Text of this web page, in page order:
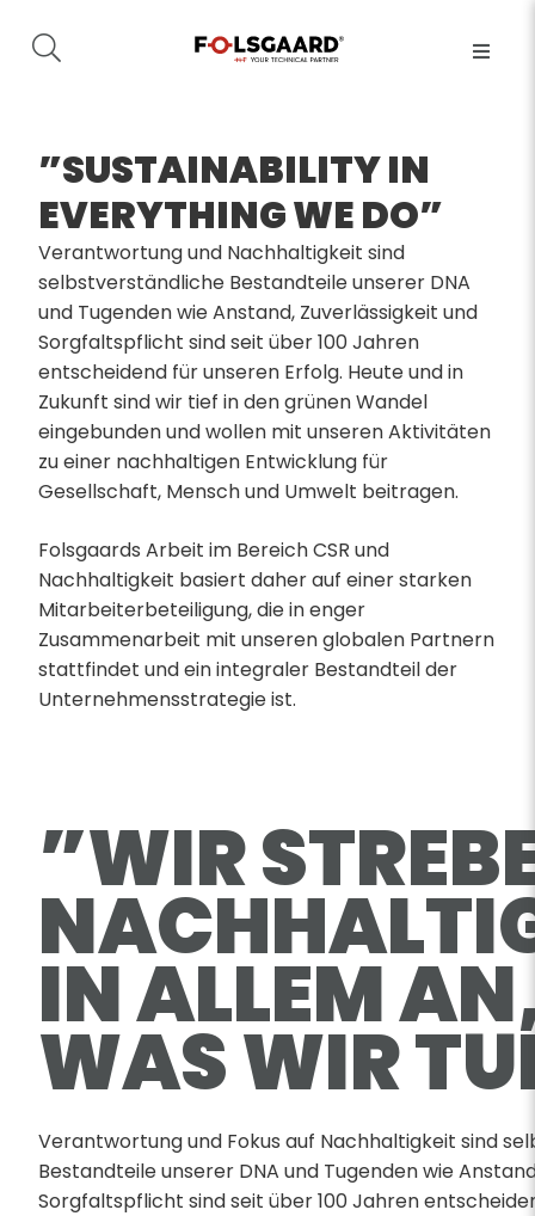
”SUSTAINABILITY IN
EVERYTHING WE DO”
Verantwortung und Nachhaltigkeit sind
selbstverständliche Bestandteile unserer DNA
und Tugenden wie Anstand, Zuverlässigkeit und
Sorgfaltspflicht sind seit über 100 Jahren
entscheidend für unseren Erfolg. Heute und in
Zukunft sind wir tief in den grünen Wandel
eingebunden und wollen mit unseren Aktivitäten
zu einer nachhaltigen Entwicklung für
Gesellschaft, Mensch und Umwelt beitragen.
Folsgaards Arbeit im Bereich CSR und
Nachhaltigkeit basiert daher auf einer starken
Mitarbeiterbeteiligung, die in enger
Zusammenarbeit mit unseren globalen Partnern
stattfindet und ein integraler Bestandteil der
Unternehmensstrategie ist.
”WIR
IN ALLEM
WAS WIR
Verantwortung und Fokus auf Nachhaltigkeit sind
Bestandteile unserer DNA und Tugenden wie
Sorgfaltspflicht sind seit über 100 Jahren